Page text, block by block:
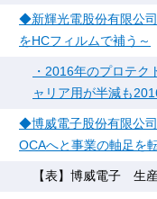
◆新輝光電股份有限公
をHCフィルムで補う～
・2016年のプロテ
ャリア用が半減も
◆博威電子股份有限公
OCAへと事業の軸足を
【表】博威電子 生